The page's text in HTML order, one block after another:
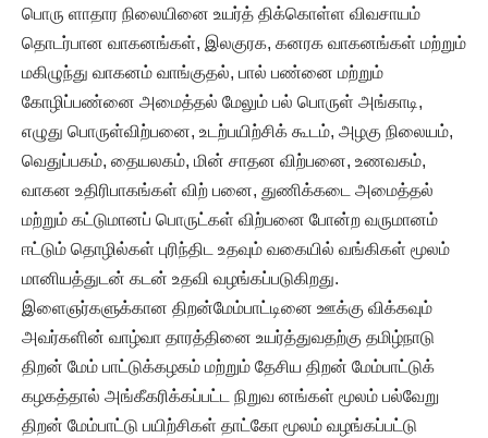
பொரு ளாதார நிலையினை உயர்த் திக்கொள்ள விவசாயம்
தொடர்பான வாகனங்கள், இலகுரக, கனரக வாகனங்கள் மற்றும்
மகிழுந்து வாகனம் வாங்குதல், பால் பண்னை மற்றும்
கோழிப்பண்னை அமைத்தல் மேலும் பல் பொருள் அங்காடி,
எழுது பொருள்விற்பனை, உடற்பயிற்சிக் கூடம், அழகு நிலையம்,
வெதுப்பகம், தையலகம், மின் சாதன விற்பனை, உணவகம்,
வாகன உதிரிபாகங்கள் விற் பனை, துணிக்கடை அமைத்தல்
மற்றும் கட்டுமானப் பொருட்கள் விற்பனை போன்ற வருமானம்
ஈட்டும் தொழில்கள் புரிந்திட உதவும் வகையில் வங்கிகள் மூலம்
மானியத்துடன் கடன் உதவி வழங்கப்படுகிறது.
இளைஞர்களுக்கான திறன்மேம்பாட்டினை ஊக்கு விக்கவும்
அவர்களின் வாழ்வா தாரத்தினை உயர்த்துவதற்கு தமிழ்நாடு
திறன் மேம் பாட்டுக்கழகம் மற்றும் தேசிய திறன் மேம்பாட்டுக்
கழகத்தால் அங்கீகரிக்கப்பட்ட நிறுவ னங்கள் மூலம் பல்வேறு
திறன் மேம்பாட்டு பயிற்சிகள் தாட்கோ மூலம் வழங்கப்பட்டு